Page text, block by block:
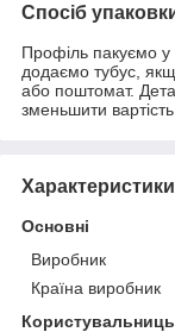
Спосіб
Профіль пакуємо у
додаємо тубус,
або поштомат.
зменьшити
Характеристики
Основні
Виробник
Країна виробник